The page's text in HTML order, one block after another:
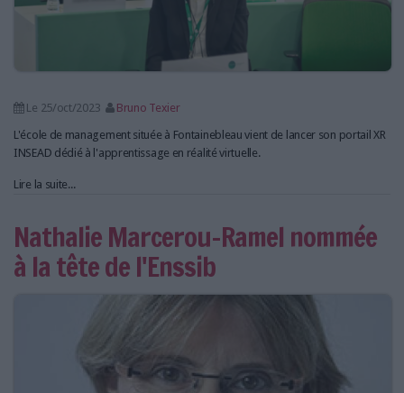
Le 25/oct/2023
Bruno Texier
L'école de management située à Fontainebleau vient de lancer son portail XR
INSEAD dédié à l'apprentissage en réalité virtuelle.
Lire la suite...
Nathalie Marcerou-Ramel nommée
à la tête de l'Enssib